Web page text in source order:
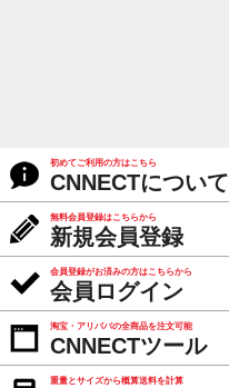
初めてご利用の方はこちら
CNNECTについて
無料会員登録はこちらから
新規会員登録
会員登録がお済みの方はこちらから
会員ログイン
淘宝・アリババの全商品を注文可能
CNNECTツール
重量とサイズから概算送料を計算